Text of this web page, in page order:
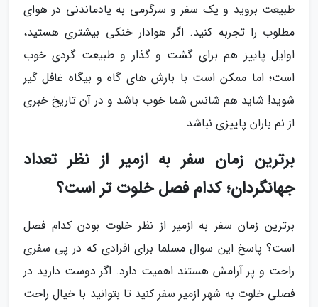
طبیعت بروید و یک سفر و سرگرمی به یادماندنی در هوای
مطلوب را تجربه کنید. اگر هوادار خنکی بیشتری هستید،
اوایل پاییز هم برای گشت و گذار و طبیعت گردی خوب
است؛ اما ممکن است با بارش های گاه و بیگاه غافل گیر
شوید! شاید هم شانس شما خوب باشد و در آن تاریخ خبری
از نم باران پاییزی نباشد.
برترین زمان سفر به ازمیر از نظر تعداد
جهانگردان؛ کدام فصل خلوت تر است؟
برترین زمان سفر به ازمیر از نظر خلوت بودن کدام فصل
است؟ پاسخ این سوال مسلما برای افرادی که در پی سفری
راحت و پر آرامش هستند اهمیت دارد. اگر دوست دارید در
فصلی خلوت به شهر ازمیر سفر کنید تا بتوانید با خیال راحت